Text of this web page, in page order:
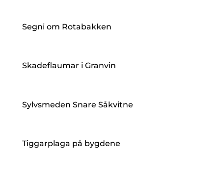
Segni om Rotabakken
Skadeflaumar i Granvin
Sylvsmeden Snare Såkvitne
Tiggarplaga på bygdene